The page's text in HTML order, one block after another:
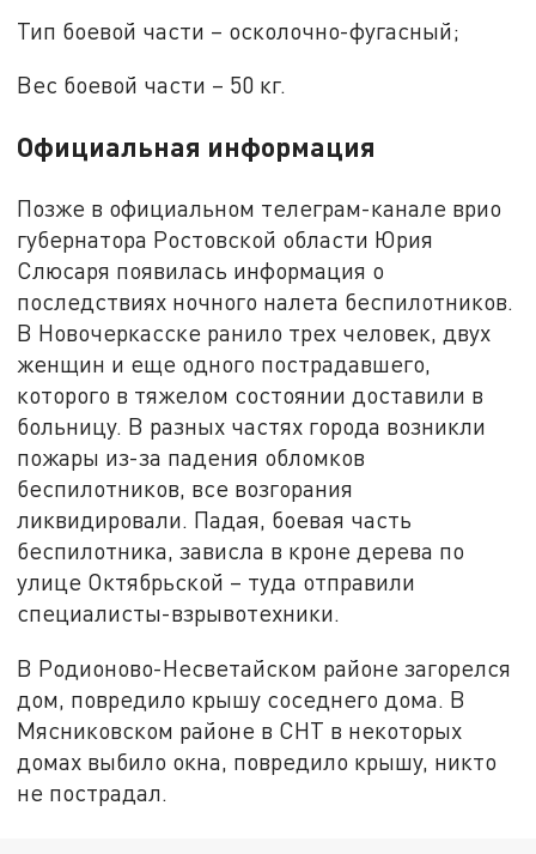
Тип боевой части – осколочно-фугасный;
Вес боевой части – 50 кг.
Официальная информация
Позже в официальном телеграм-канале врио
губернатора Ростовской области Юрия
Слюсаря появилась информация о
последствиях ночного налета беспилотников.
В Новочеркасске ранило трех человек, двух
женщин и еще одного пострадавшего,
которого в тяжелом состоянии доставили в
больницу. В разных частях города возникли
пожары из-за падения обломков
беспилотников, все возгорания
ликвидировали. Падая, боевая часть
беспилотника, зависла в кроне дерева по
улице Октябрьской – туда отправили
специалисты-взрывотехники.
В Родионово-Несветайском районе загорелся
дом, повредило крышу соседнего дома. В
Мясниковском районе в СНТ в некоторых
домах выбило окна, повредило крышу, никто
не пострадал.